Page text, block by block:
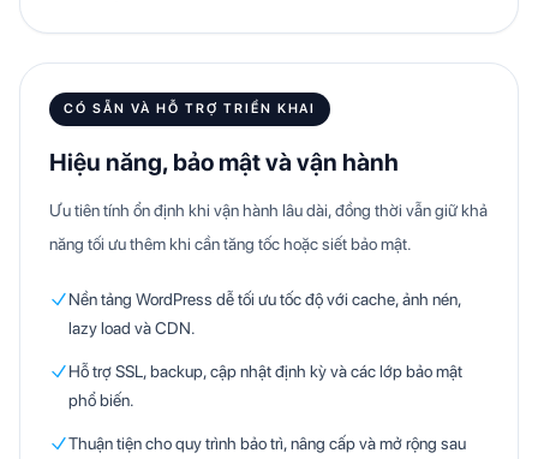
CÓ SẴN VÀ HỖ TRỢ TRIỂN KHAI
Hiệu năng, bảo mật và vận hành
Ưu tiên tính ổn định khi vận hành lâu dài, đồng thời vẫn giữ khả
năng tối ưu thêm khi cần tăng tốc hoặc siết bảo mật.
Nền tảng WordPress dễ tối ưu tốc độ với cache, ảnh nén,
lazy load và CDN.
Hỗ trợ SSL, backup, cập nhật định kỳ và các lớp bảo mật
phổ biến.
Thuận tiện cho quy trình bảo trì, nâng cấp và mở rộng sau